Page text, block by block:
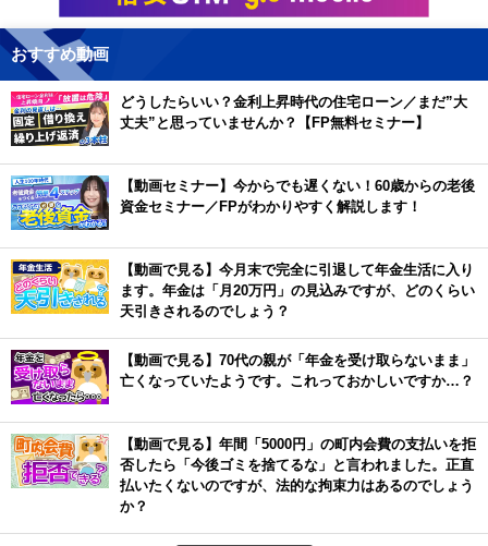
おすすめ動画
どうしたらいい？金利上昇時代の住宅ローン／まだ”大
丈夫”と思っていませんか？【FP無料セミナー】
【動画セミナー】今からでも遅くない！60歳からの老後
資金セミナー／FPがわかりやすく解説します！
【動画で見る】今月末で完全に引退して年金生活に入り
ます。年金は「月20万円」の見込みですが、どのくらい
天引きされるのでしょう？
【動画で見る】70代の親が「年金を受け取らないまま」
亡くなっていたようです。これっておかしいですか…？
【動画で見る】年間「5000円」の町内会費の支払いを拒
否したら「今後ゴミを捨てるな」と言われました。正直
払いたくないのですが、法的な拘束力はあるのでしょう
か？